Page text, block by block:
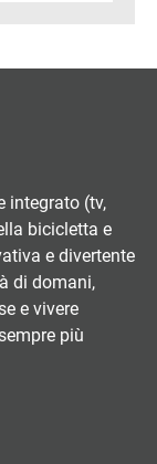
integrato (tv,
bicicletta e
e divertente
di domani,
e vivere
più